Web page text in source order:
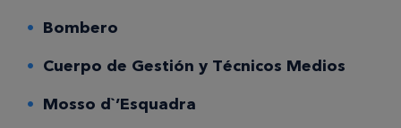
Bombero
Cuerpo de Gestión y Técnicos Medios
Mosso d`’Esquadra